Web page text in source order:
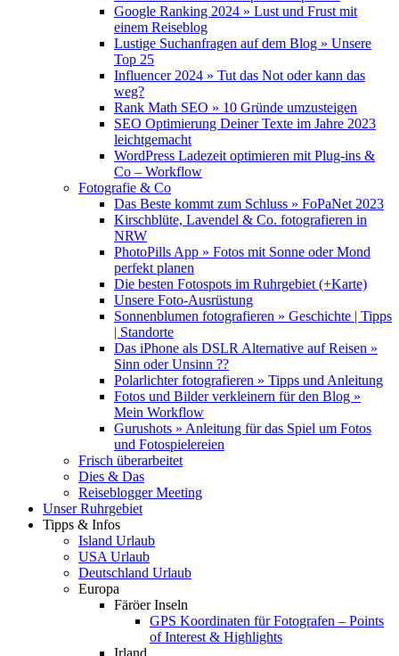
Google Ranking 2024 » Lust und Frust mit
einem Reiseblog
Lustige Suchanfragen auf dem Blog » Unsere
Top 25
Influencer 2024 » Tut das Not oder kann das
weg?
Rank Math SEO » 10 Gründe umzusteigen
SEO Optimierung Deiner Texte im Jahre 2023
leichtgemacht
WordPress Ladezeit optimieren mit Plug-ins &
Co – Workflow
Fotografie & Co
Das Beste kommt zum Schluss » FoPaNet 2023
Kirschblüte, Lavendel & Co. fotografieren in
NRW
PhotoPills App » Fotos mit Sonne oder Mond
perfekt planen
Die besten Fotospots im Ruhrgebiet (+Karte)
Unsere Foto-Ausrüstung
Sonnenblumen fotografieren » Geschichte | Tipps
| Standorte
Das iPhone als DSLR Alternative auf Reisen »
Sinn oder Unsinn ??
Polarlichter fotografieren » Tipps und Anleitung
Fotos und Bilder verkleinern für den Blog »
Mein Workflow
Gurushots » Anleitung für das Spiel um Fotos
und Fotospielereien
Frisch überarbeitet
Dies & Das
Reiseblogger Meeting
Unser Ruhrgebiet
Tipps & Infos
Island Urlaub
USA Urlaub
Deutschland Urlaub
Europa
Färöer Inseln
GPS Koordinaten für Fotografen – Points
of Interest & Highlights
Irland